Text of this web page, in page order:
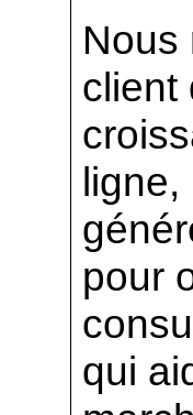
Nous
client
pour
qui